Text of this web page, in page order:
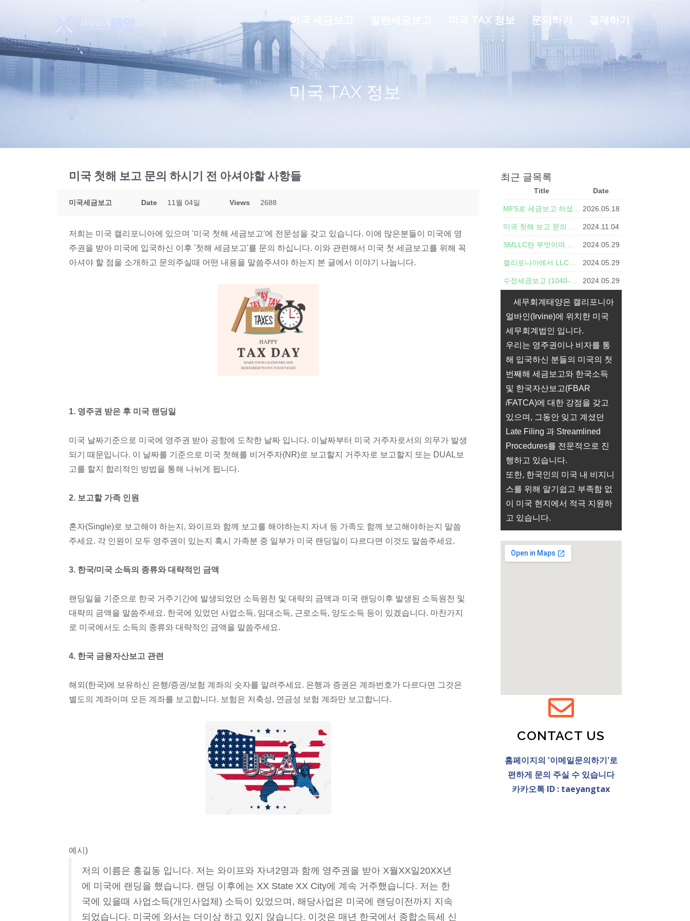
미국 세금보고 미국 TAX 정보 문의하기 결제하기
미국 TAX 정보
미국 첫해 보고 문의 하시기 전 아셔야할 사항들
미국세금보고 Date 11월 04일 Views 2688
저희는 미국 캘리포니아에 있으며 '미국 첫해 세금보고'에 전문성을 갖고 있습니다. 이에 많은분들이 미국에 영
주권을 받아 미국에 입국하신 이후 '첫해 세금보고'를 문의 하십니다. 이와 관련해서 미국 첫 세금보고를 위해 꼭
아셔야 할 점을 소개하고 문의주실때 어떤 내용을 말씀주셔야 하는지 본 글에서 이야기 나눕니다.
1. 영주권 받은 후 미국 랜딩일
미국 날짜기준으로 미국에 영주권 받아 공항에 도착한 날짜 입니다. 이날짜부터 미국 거주자로서의 의무가 발생
되기 때문입니다. 이 날짜를 기준으로 미국 첫해를 비거주자(NR)로 보고할지 거주자로 보고할지 또는 DUAL보
고를 할지 합리적인 방법을 통해 나뉘게 됩니다.
2. 보고할 가족 인원
혼자(Single)로 보고해야 하는지, 와이프와 함께 보고를 해야하는지 자녀 등 가족도 함께 보고해야하는지 말씀
주세요. 각 인원이 모두 영주권이 있는지 혹시 가족분 중 일부가 미국 랜딩일이 다르다면 이것도 말씀주세요.
3. 한국/미국 소득의 종류와 대략적인 금액
랜딩일을 기준으로 한국 거주기간에 발생되었던 소득원천 및 대략의 금액과 미국 랜딩이후 발생된 소득원천 및
대략의 금액을 말씀주세요. 한국에 있었던 사업소득, 임대소득, 근로소득, 양도소득 등이 있겠습니다. 마찬가지
로 미국에서도 소득의 종류와 대략적인 금액을 말씀주세요.
4. 한국 금융자산보고 관련
해외(한국)에 보유하신 은행/증권/보험 계좌의 숫자를 알려주세요. 은행과 증권은 계좌번호가 다르다면 그것은
별도의 계좌이며 모든 계좌를 보고합니다. 보험은 저축성, 연금성 보험 계좌만 보고합니다.
예시)
저의 이름은 홍길동 입니다. 저는 와이프와 자녀2명과 함께 영주권을 받아 X월XX일20XX년
에 미국에 랜딩을 했습니다. 랜딩 이후에는 XX State XX City에 계속 거주했습니다. 저는 한
국에 있을때 사업소득(개인사업체) 소득이 있었으며, 해당사업은 미국에 랜딩이전까지 지속
되었습니다. 미국에 와서는 더이상 하고 있지 않습니다. 이것은 매년 한국에서 종합소득세 신
최근 글목록
Title Date
2026.05.18
2024.11.04
2024.05.29
캘리포니아에서 LLC를 시작하는 방법 2024.05.29
2024.05.29
세무회계태양은 캘리포니아
얼바인(Irvine)에 위치한 미국
세무회계법인 입니다.
우리는 영주권이나 비자를 통
해 입국하신 분들의 미국의 첫
번째해 세금보고와 한국소득
및 한국자산보고(FBAR
/FATCA)에 대한 강점을 갖고
있으며, 그동안 잊고 계셨던
Late Filing 과 Streamlined
Procedures를 전문적으로 진
행하고 있습니다.
또한, 한국인의 미국 내 비지니
스를 위해 알기쉽고 부족함 없
이 미국 현지에서 적극 지원하
고 있습니다.
CONTACT US
홈페이지의 '이메일문의하기'로
편하게 문의 주실 수 있습니다
카카오톡 ID : taeyangtax